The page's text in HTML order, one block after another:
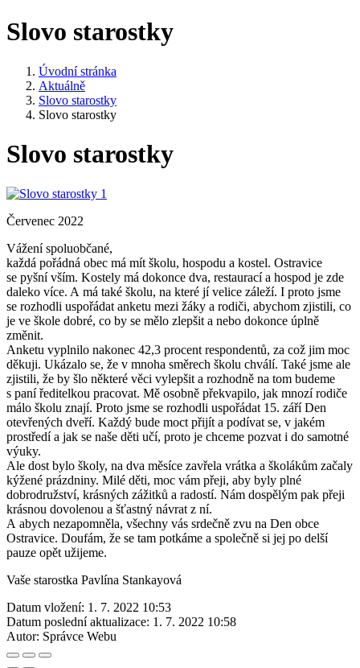
Slovo starostky
Úvodní stránka
Aktuálně
Slovo starostky
Slovo starostky
Slovo starostky
Červenec 2022
Vážení spoluobčané,
každá pořádná obec má mít školu, hospodu a kostel. Ostravice
se pyšní vším. Kostely má dokonce dva, restaurací a hospod je zde
daleko více. A má také školu, na které jí velice záleží. I proto jsme
se rozhodli uspořádat anketu mezi žáky a rodiči, abychom zjistili, co
je ve škole dobré, co by se mělo zlepšit a nebo dokonce úplně
změnit.
Anketu vyplnilo nakonec 42,3 procent respondentů, za což jim moc
děkuji. Ukázalo se, že v mnoha směrech školu chválí. Také jsme ale
zjistili, že by šlo některé věci vylepšit a rozhodně na tom budeme
s paní ředitelkou pracovat. Mě osobně překvapilo, jak mnozí rodiče
málo školu znají. Proto jsme se rozhodli uspořádat 15. září Den
otevřených dveří. Každý bude moct přijít a podívat se, v jakém
prostředí a jak se naše děti učí, proto je chceme pozvat i do samotné
výuky.
Ale dost bylo školy, na dva měsíce zavřela vrátka a školákům začaly
kýžené prázdniny. Milé děti, moc vám přeji, aby byly plné
dobrodružství, krásných zážitků a radostí. Nám dospělým pak přeji
krásnou dovolenou a šťastný návrat z ní.
A abych nezapomněla, všechny vás srdečně zvu na Den obce
Ostravice. Doufám, že se tam potkáme a společně si jej po delší
pauze opět užijeme.
Vaše starostka Pavlína Stankayová
Datum vložení: 1. 7. 2022 10:53
Datum poslední aktualizace: 1. 7. 2022 10:58
Autor: Správce Webu